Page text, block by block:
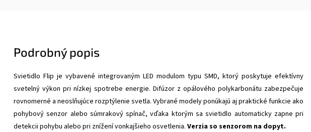
Podrobný popis
Svietidlo Flip je vybavené integrovaným LED modulom typu SMD, ktorý poskytuje efektívny
svetelný výkon pri nízkej spotrebe energie. Difúzor z opálového polykarbonátu zabezpečuje
rovnomerné a neoslňujúce rozptýlenie svetla. Vybrané modely ponúkajú aj praktické funkcie ako
pohybový senzor alebo súmrakový spínač, vďaka ktorým sa svietidlo automaticky zapne pri
detekcii pohybu alebo pri znížení vonkajšieho osvetlenia. Verzia so senzorom na dopyt.